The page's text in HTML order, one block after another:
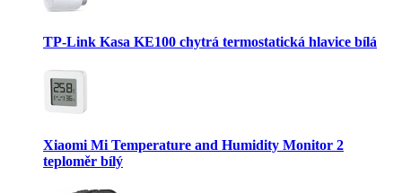
TP-Link Kasa KE100 chytrá termostatická hlavice bílá
Xiaomi Mi Temperature and Humidity Monitor 2
teploměr bílý